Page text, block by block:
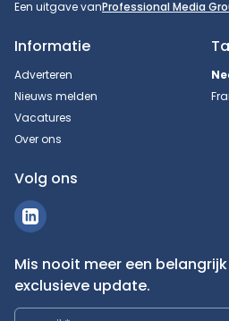
Een uitgave vanProfessional Media
Informatie
Adverteren
Nieuws melden
Vacatures
Over ons
Volg ons
Mis nooit meer een
exclusieve update.